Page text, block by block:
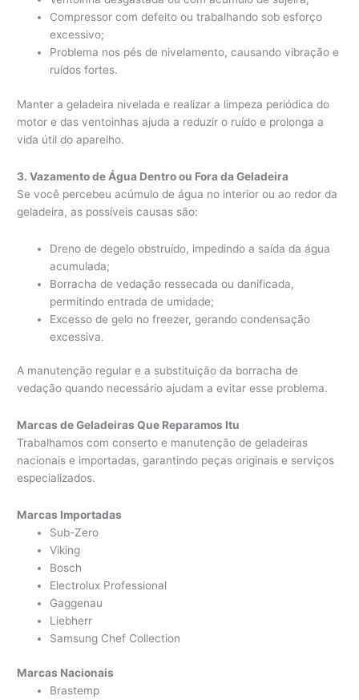
Compressor com defeito ou trabalhando sob esforço
excessivo;
Problema nos pés de nivelamento, causando vibração e
ruídos fortes.
Manter a geladeira nivelada e realizar a limpeza periódica do
motor e das ventoinhas ajuda a reduzir o ruído e prolonga a
vida útil do aparelho.
3. Vazamento de Água Dentro ou Fora da Geladeira
Se você percebeu acúmulo de água no interior ou ao redor da
geladeira, as possíveis causas são:
Dreno de degelo obstruído, impedindo a saída da água
acumulada;
Borracha de vedação ressecada ou danificada,
permitindo entrada de umidade;
Excesso de gelo no freezer, gerando condensação
excessiva.
A manutenção regular e a substituição da borracha de
vedação quando necessário ajudam a evitar esse problema.
Marcas de Geladeiras Que Reparamos Itu
Trabalhamos com conserto e manutenção de geladeiras
nacionais e importadas, garantindo peças originais e serviços
especializados.
Marcas Importadas
Sub-Zero
Viking
Bosch
Electrolux Professional
Gaggenau
Liebherr
Samsung Chef Collection
Marcas Nacionais
Brastemp